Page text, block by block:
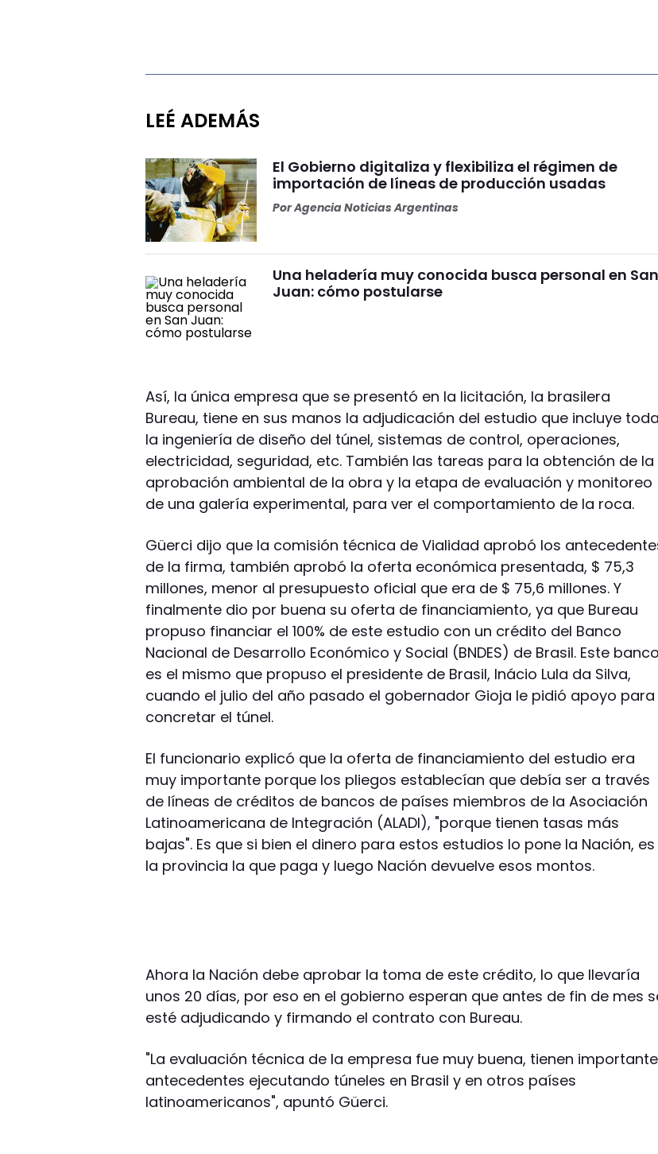
LEÉ ADEMÁS
El Gobierno digitaliza y flexibiliza el régimen de
importación de líneas de producción usadas
PorAgencia Noticias Argentinas
Una heladería muy conocida busca personal en San
Juan: cómo postularse
Así, la única empresa que se presentó en la licitación, la brasilera
Bureau, tiene en sus manos la adjudicación del estudio que incluye toda
la ingeniería de diseño del túnel, sistemas de control, operaciones,
electricidad, seguridad, etc. También las tareas para la obtención de la
aprobación ambiental de la obra y la etapa de evaluación y monitoreo
de una galería experimental, para ver el comportamiento de la roca.
Güerci dijo que la comisión técnica de Vialidad aprobó los
de la firma, también aprobó la oferta económica presentada, $ 75,3
millones, menor al presupuesto oficial que era de $ 75,6 millones. Y
finalmente dio por buena su oferta de financiamiento, ya que Bureau
propuso financiar el 100% de este estudio con un crédito del Banco
Nacional de Desarrollo Económico y Social (BNDES) de Brasil. Este banco
es el mismo que propuso el presidente de Brasil, Inácio Lula da Silva,
cuando el julio del año pasado el gobernador Gioja le pidió apoyo para
concretar el túnel.
El funcionario explicó que la oferta de financiamiento del estudio era
muy importante porque los pliegos establecían que debía ser a través
de líneas de créditos de bancos de países miembros de la Asociación
Latinoamericana de Integración (ALADI), "porque tienen tasas más
bajas". Es que si bien el dinero para estos estudios lo pone la Nación, es
la provincia la que paga y luego Nación devuelve esos montos.
Ahora la Nación debe aprobar la toma de este crédito, lo que llevaría
unos 20 días, por eso en el gobierno esperan que antes de fin de mes
esté adjudicando y firmando el contrato con Bureau.
"La evaluación técnica de la empresa fue muy buena, tienen
antecedentes ejecutando túneles en Brasil y en otros países
latinoamericanos", apuntó Güerci.